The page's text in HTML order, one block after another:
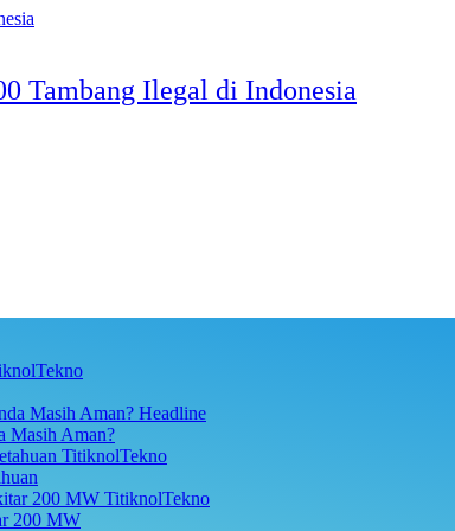
Tambang Ilegal di Indonesia
Headline
Masih Aman?
TitiknolTekno
TitiknolTekno
200 MW